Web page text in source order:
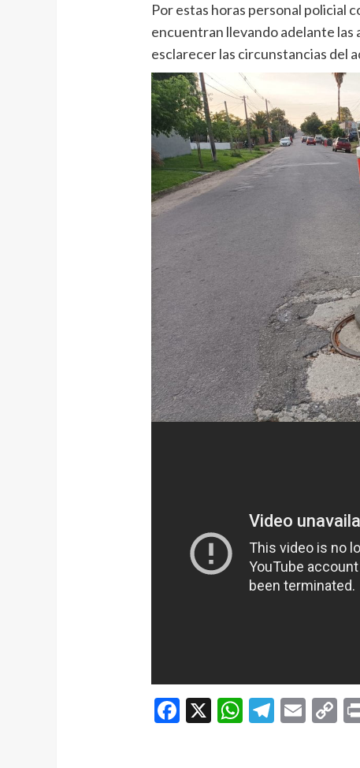
Por estas horas personal policial
encuentran llevando adelante
esclarecer las circunstancias del
Facebook
X WhatsApp